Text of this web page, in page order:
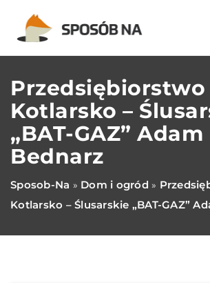
Przedsiębiorstwo
Kotlarsko –
„BAT-GAZ” Adam
Bednarz
Sposob-Na » Dom i ogród »
Kotlarsko – Ślusarskie „BAT-GAZ”